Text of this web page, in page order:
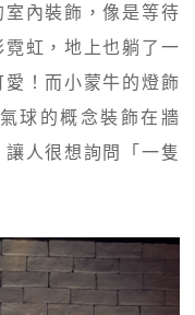
內裝飾，像是等待
虹，地上也躺了一
！而小蒙牛的燈飾
球的概念裝飾在牆
讓人很想詢問「一隻